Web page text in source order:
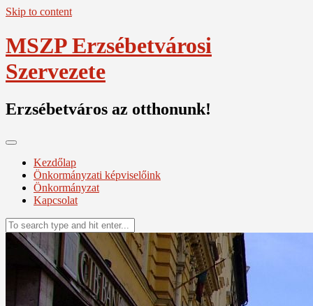
Skip to content
MSZP Erzsébetvárosi
Szervezete
Erzsébetváros az otthonunk!
Kezdőlap
Önkormányzati képviselőink
Önkormányzat
Kapcsolat